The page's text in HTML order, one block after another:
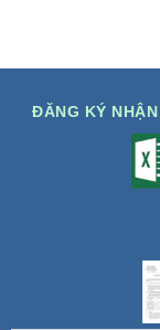
ĐĂNG KÝ